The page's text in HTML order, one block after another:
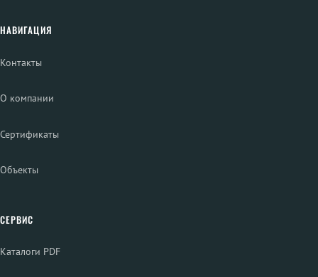
НАВИГАЦИЯ
Контакты
О компании
Сертификаты
Объекты
СЕРВИС
Каталоги PDF